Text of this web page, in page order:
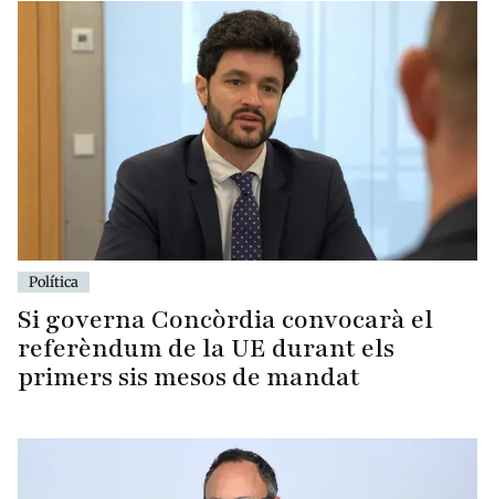
Política
Si governa Concòrdia convocarà el
referèndum de la UE durant els
primers sis mesos de mandat